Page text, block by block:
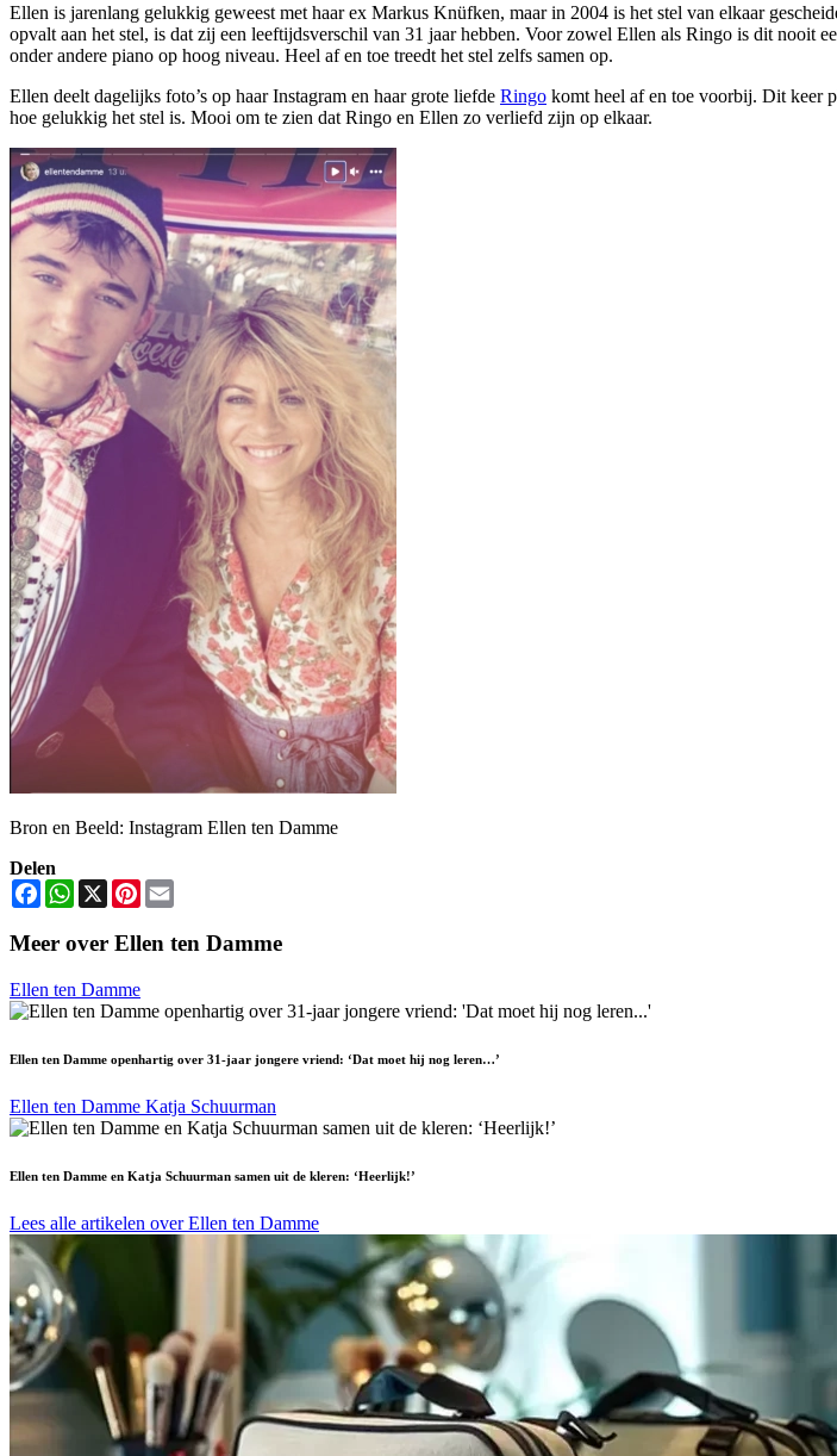
Ellen is jarenlang gelukkig geweest met haar ex Markus Knüfken, maar in 2004 is het stel van elkaar
opvalt aan het stel, is dat zij een leeftijdsverschil van 31 jaar hebben. Voor zowel Ellen als Ringo is dit nooit
onder andere piano op hoog niveau. Heel af en toe treedt het stel zelfs samen op.
Ellen deelt dagelijks foto’s op haar Instagram en haar grote liefde Ringo komt heel af en toe voorbij. Dit keer
hoe gelukkig het stel is. Mooi om te zien dat Ringo en Ellen zo verliefd zijn op elkaar.
Bron en Beeld: Instagram Ellen ten Damme
Delen
FacebookWhatsApp
X Pinterest
Meer over Ellen ten Damme
Ellen ten Damme
Ellen ten Damme openhartig over 31-jaar jongere vriend: ‘Dat moet hij nog leren…’
Ellen ten Damme Katja Schuurman
Ellen ten Damme en Katja Schuurman samen uit de kleren: ‘Heerlijk!’
Lees alle artikelen over Ellen ten Damme